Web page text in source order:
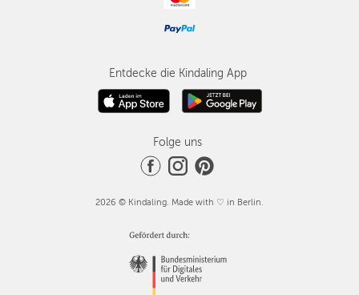
Entdecke die Kindaling App
Folge uns
2026 © Kindaling. Made with ♡ in Berlin.